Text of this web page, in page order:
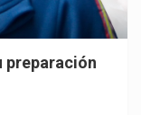
preparación